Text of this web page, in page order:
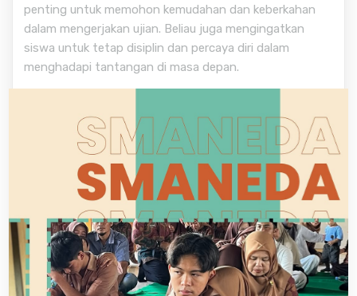
penting untuk memohon kemudahan dan keberkahan
dalam mengerjakan ujian. Beliau juga mengingatkan
siswa untuk tetap disiplin dan percaya diri dalam
menghadapi tantangan di masa depan.